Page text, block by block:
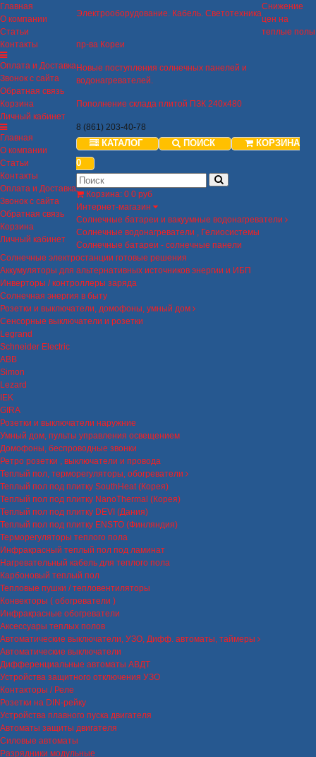
Главная
О компании
Статьи
Контакты
Оплата и Доставка
Звонок с сайта
Обратная связь
Корзина
Личный кабинет
Главная
О компании
Статьи
Контакты
Оплата и Доставка
Звонок с сайта
Обратная связь
Корзина
Личный кабинет
Электрооборудование. Кабель. Светотехника
Снижение
цен на
теплые полы
пр-ва Кореи
Новые поступления солнечных панелей и
водонагревателей.
Пополнение склада плитой ПЗК 240х480
8 (861) 203-40-78
КАТАЛОГ ПОИСК
КОРЗИНА
0
Корзина: 0 0 руб
Интернет-магазин
Солнечные батареи и вакуумные водонагреватели
Солнечные водонагреватели , Гелиосистемы
Солнечные батареи - солнечные панели
Солнечные электростанции готовые решения
Аккумуляторы для альтернативных источников энергии и ИБП
Инверторы / контроллеры заряда
Солнечная энергия в быту
Розетки и выключатели, домофоны, умный дом
Сенсорные выключатели и розетки
Legrand
Schneider Electric
ABB
Simon
Lezard
IEK
GIRA
Розетки и выключатели наружние
Умный дом, пульты управления освещением
Домофоны, беспроводные звонки
Ретро розетки , выключатели и провода
Теплый пол, терморегуляторы, обогреватели
Теплый пол под плитку SouthHeat (Корея)
Теплый пол под плитку NanoThermal (Корея)
Теплый пол под плитку DEVI (Дания)
Теплый пол под плитку ENSTO (Финляндия)
Терморегуляторы теплого пола
Инфракрасный теплый пол под ламинат
Нагревательный кабель для теплого пола
Карбоновый теплый пол
Тепловые пушки / тепловентиляторы
Конвекторы ( обогреватели )
Инфракрасные обогреватели
Аксессуары теплых полов
Автоматические выключатели, УЗО, Дифф. автоматы, таймеры
Автоматические выключатели
Дифференциальные автоматы АВДТ
Устройства защитного отключения УЗО
Контакторы / Реле
Розетки на DIN-рейку
Устройства плавного пуска двигателя
Автоматы защиты двигателя
Силовые автоматы
Разрядники модульные